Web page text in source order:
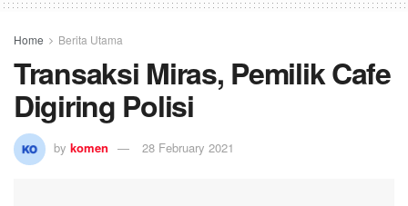
Home Berita Utama
Transaksi Miras, Pemilik Cafe
Digiring Polisi
by komen 28 February 2021